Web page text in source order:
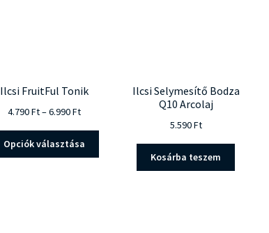
Ilcsi FruitFul Tonik
4.790Ft–6.990FtÁrtartomány:
-
6.990 Ft
Opciók választása
terméknek
Ilcsi Selymesítő Bodza
Q10 Arcolaj
5.590Ft
Kosárba teszem